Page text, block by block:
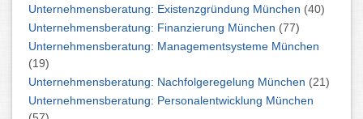
Unternehmensberatung: Existenzgründung München (40)
Unternehmensberatung: Finanzierung München (77)
Unternehmensberatung: Managementsysteme München
(19)
Unternehmensberatung: Nachfolgeregelung München (21)
Unternehmensberatung: Personalentwicklung München